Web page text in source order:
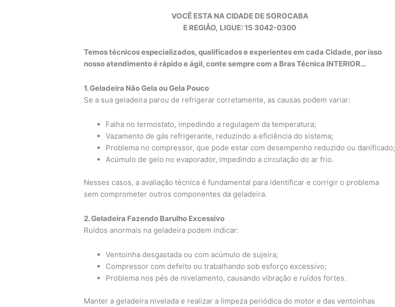
VOCÊ ESTA NA CIDADE DE SOROCABA
E REGIÃO, LIGUE: 15 3042-0300
Temos técnicos especializados, qualificados e experientes em cada Cidade, por isso
nosso atendimento é rápido e ágil, conte sempre com a Bras Técnica INTERIOR…
1. Geladeira Não Gela ou Gela Pouco
Se a sua geladeira parou de refrigerar corretamente, as causas podem variar:
Falha no termostato, impedindo a regulagem da temperatura;
Vazamento de gás refrigerante, reduzindo a eficiência do sistema;
Problema no compressor, que pode estar com desempenho reduzido ou danificado;
Acúmulo de gelo no evaporador, impedindo a circulação do ar frio.
Nesses casos, a avaliação técnica é fundamental para identificar e corrigir o problema
sem comprometer outros componentes da geladeira.
2. Geladeira Fazendo Barulho Excessivo
Ruídos anormais na geladeira podem indicar:
Ventoinha desgastada ou com acúmulo de sujeira;
Compressor com defeito ou trabalhando sob esforço excessivo;
Problema nos pés de nivelamento, causando vibração e ruídos fortes.
Manter a geladeira nivelada e realizar a limpeza periódica do motor e das ventoinhas